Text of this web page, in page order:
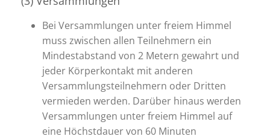
Bei Versammlungen unter freiem Himmel
muss zwischen allen Teilnehmern ein
Mindestabstand von 2 Metern gewahrt und
jeder Körperkontakt mit anderen
Versammlungsteilnehmern oder Dritten
vermieden werden. Darüber hinaus werden
Versammlungen unter freiem Himmel auf
eine Höchstdauer von 60 Minuten